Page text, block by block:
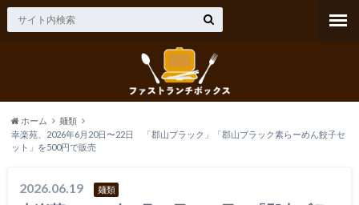
ホーム
麺類
幸楽苑、2026年6月20日〜22日 「郡山ブラック」「郡山ブラック素らーめん餃子セ
ット」を500円で販売
2026.06.19 麺類